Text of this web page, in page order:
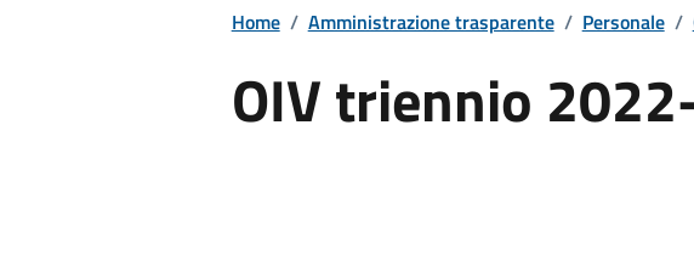
Home / Amministrazione trasparente / Personale /
OIV triennio